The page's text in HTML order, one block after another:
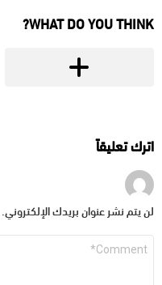
WHAT DO YOU THINK?
اترك تعليقاً
لن يتم نشر عنوان بريدك الإلكتروني.